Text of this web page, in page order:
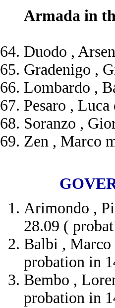
Armada in
Duodo ,
Gradenigo ,
Lombardo ,
Pesaro ,
Soranzo ,
Zen , Marco
Arimondo ,
28.09 (
Balbi , Marco
probation in
Bembo ,
probation in